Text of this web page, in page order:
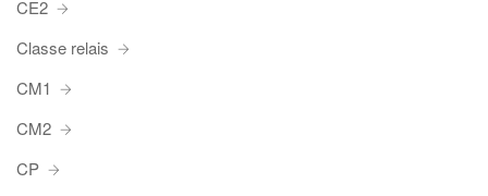
CE2
Classe relais
CM1
CM2
CP